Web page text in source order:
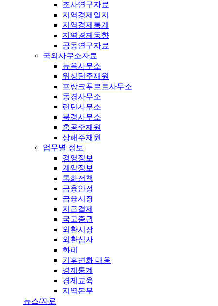
조사연구자료
지역경제일지
지역경제통계
지역경제동향
공동연구자료
국외사무소자료
뉴욕사무소
워싱턴주재원
프랑크푸르트사무소
동경사무소
런던사무소
북경사무소
홍콩주재원
상해주재원
업무별 정보
경영정보
계약정보
통화정책
금융안정
금융시장
지급결제
국고증권
외환시장
외환심사
화폐
기후변화 대응
경제통계
경제교육
지역본부
뉴스/자료